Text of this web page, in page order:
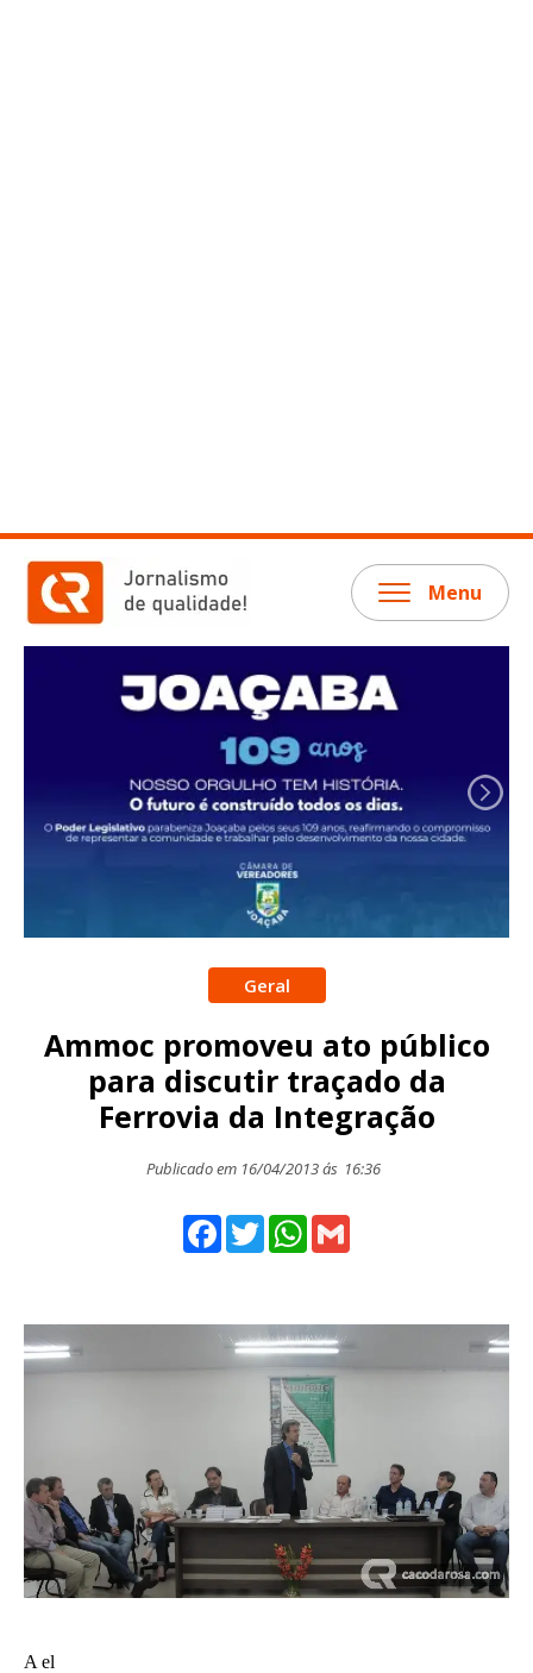
Menu
Geral
Ammoc promoveu ato público
para discutir traçado da
Ferrovia da Integração
Publicado em 16/04/2013 ás 16:36
Facebook
TwitterWhatsApp
A el